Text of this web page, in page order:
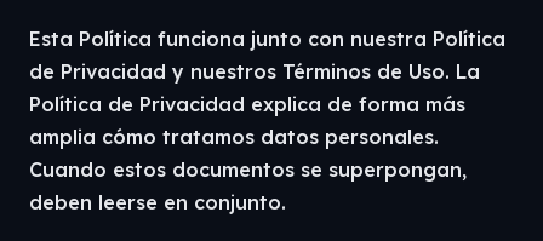
Esta Política funciona junto con nuestra Política
de Privacidad y nuestros Términos de Uso. La
Política de Privacidad explica de forma más
amplia cómo tratamos datos personales.
Cuando estos documentos se superpongan,
deben leerse en conjunto.